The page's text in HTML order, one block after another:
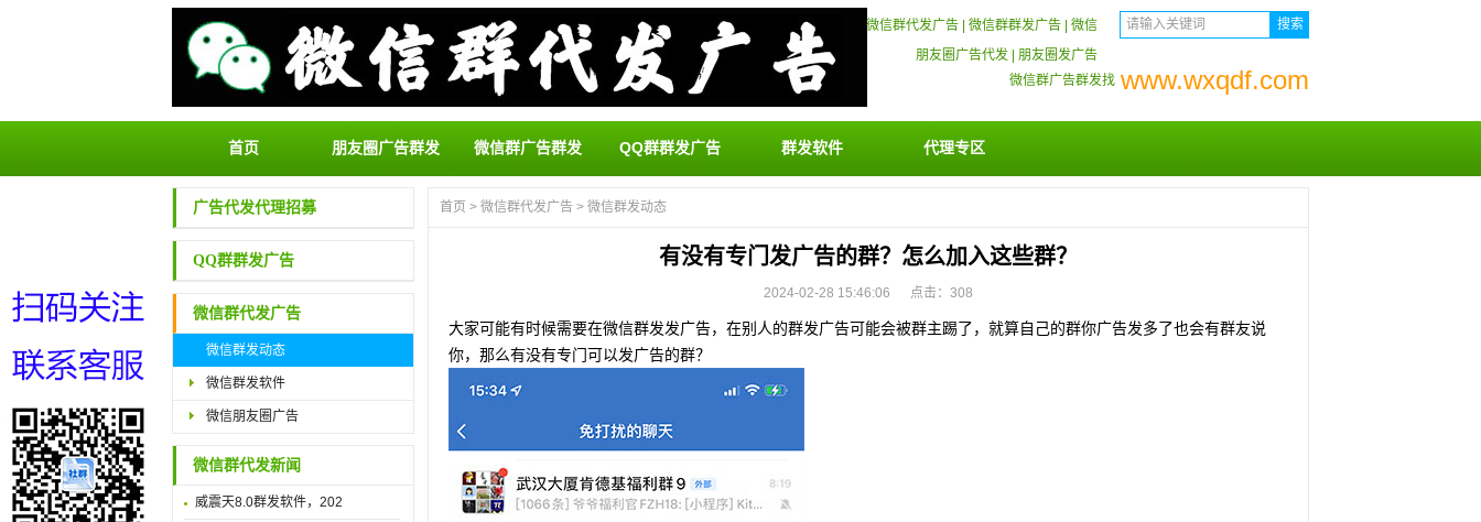
微信群代发广告 微信群群发广告
微信
朋友圈广告代发
朋友圈发广告
微信群广告群发找 www.wxqdf.com
首页 朋友圈广告群发 微信群广告群发 QQ群群发广告 群发软件 代理专区
广告代发代理招募
QQ群群发广告
微信群代发广告
微信群发动态
微信群发软件
微信朋友圈广告
微信群代发新闻
威震天8.0群发软件，202
首页 > 微信群代发广告 > 微信群发动态
有没有专门发广告的群？怎么加入这些群？
2024-02-28 15:46:06 点击： 308
大家可能有时候需要在微信群发发广告，在别人的群发广告可能会被群主踢了，就算自己的群你广告发多了也会有群友说
你，那么有没有专门可以发广告的群？